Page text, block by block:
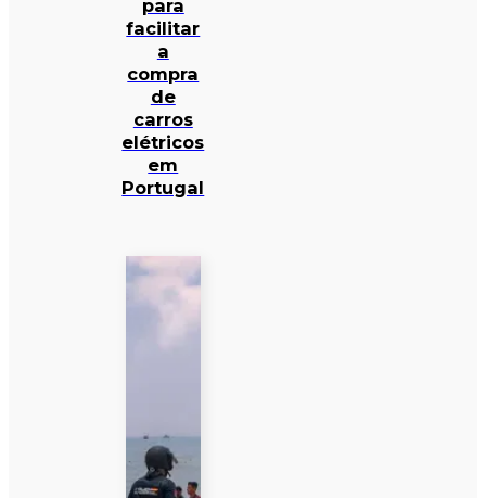
para
facilitar
a
compra
de
carros
elétricos
em
Portugal